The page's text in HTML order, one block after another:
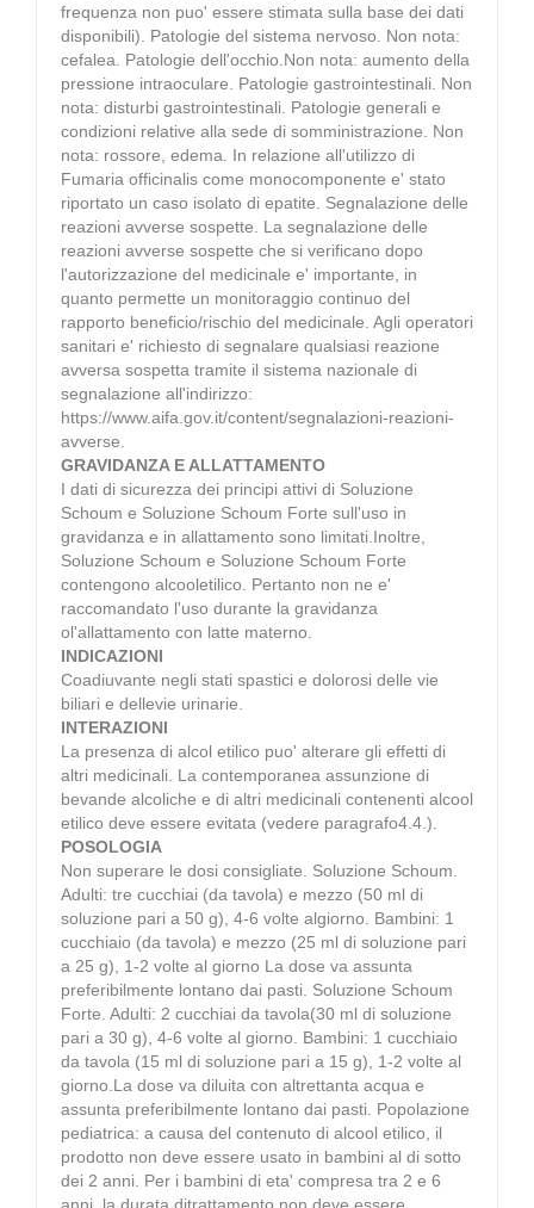
frequenza non puo' essere stimata sulla base dei dati
disponibili). Patologie del sistema nervoso. Non nota:
cefalea. Patologie dell'occhio.Non nota: aumento della
pressione intraoculare. Patologie gastrointestinali. Non
nota: disturbi gastrointestinali. Patologie generali e
condizioni relative alla sede di somministrazione. Non
nota: rossore, edema. In relazione all'utilizzo di
Fumaria officinalis come monocomponente e' stato
riportato un caso isolato di epatite. Segnalazione delle
reazioni avverse sospette. La segnalazione delle
reazioni avverse sospette che si verificano dopo
l'autorizzazione del medicinale e' importante, in
quanto permette un monitoraggio continuo del
rapporto beneficio/rischio del medicinale. Agli operatori
sanitari e' richiesto di segnalare qualsiasi reazione
avversa sospetta tramite il sistema nazionale di
segnalazione all'indirizzo:
https://www.aifa.gov.it/content/segnalazioni-reazioni-
avverse.
GRAVIDANZA E ALLATTAMENTO
I dati di sicurezza dei principi attivi di Soluzione
Schoum e Soluzione Schoum Forte sull'uso in
gravidanza e in allattamento sono limitati.Inoltre,
Soluzione Schoum e Soluzione Schoum Forte
contengono alcooletilico. Pertanto non ne e'
raccomandato l'uso durante la gravidanza
ol'allattamento con latte materno.
INDICAZIONI
Coadiuvante negli stati spastici e dolorosi delle vie
biliari e dellevie urinarie.
INTERAZIONI
La presenza di alcol etilico puo' alterare gli effetti di
altri medicinali. La contemporanea assunzione di
bevande alcoliche e di altri medicinali contenenti alcool
etilico deve essere evitata (vedere paragrafo4.4.).
POSOLOGIA
Non superare le dosi consigliate. Soluzione Schoum.
Adulti: tre cucchiai (da tavola) e mezzo (50 ml di
soluzione pari a 50 g), 4-6 volte algiorno. Bambini: 1
cucchiaio (da tavola) e mezzo (25 ml di soluzione pari
a 25 g), 1-2 volte al giorno La dose va assunta
preferibilmente lontano dai pasti. Soluzione Schoum
Forte. Adulti: 2 cucchiai da tavola(30 ml di soluzione
pari a 30 g), 4-6 volte al giorno. Bambini: 1 cucchiaio
da tavola (15 ml di soluzione pari a 15 g), 1-2 volte al
giorno.La dose va diluita con altrettanta acqua e
assunta preferibilmente lontano dai pasti. Popolazione
pediatrica: a causa del contenuto di alcool etilico, il
prodotto non deve essere usato in bambini al di sotto
dei 2 anni. Per i bambini di eta' compresa tra 2 e 6